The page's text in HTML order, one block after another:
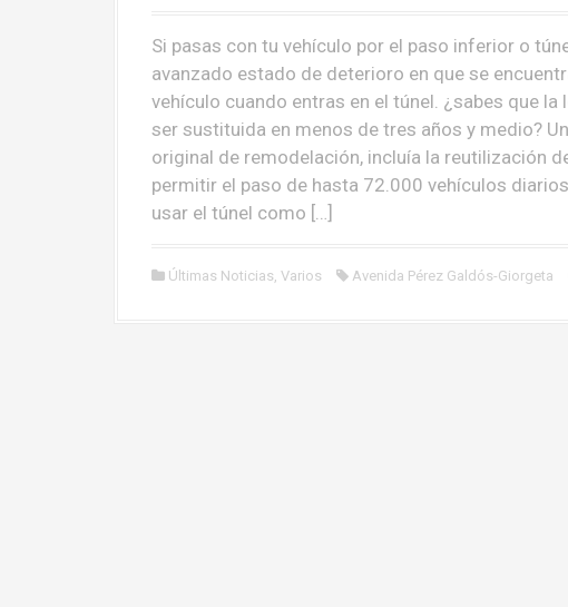
Si pasas con tu vehículo por el paso inferior o
avanzado estado de deterioro en que se
vehículo cuando entras en el túnel. ¿sabes que
ser sustituida en menos de tres años y medio?
original de remodelación, incluía la reutilización
permitir el paso de hasta 72.000 vehículos
usar el túnel como […]
Últimas Noticias, Varios Avenida Pérez Galdós-Giorgeta